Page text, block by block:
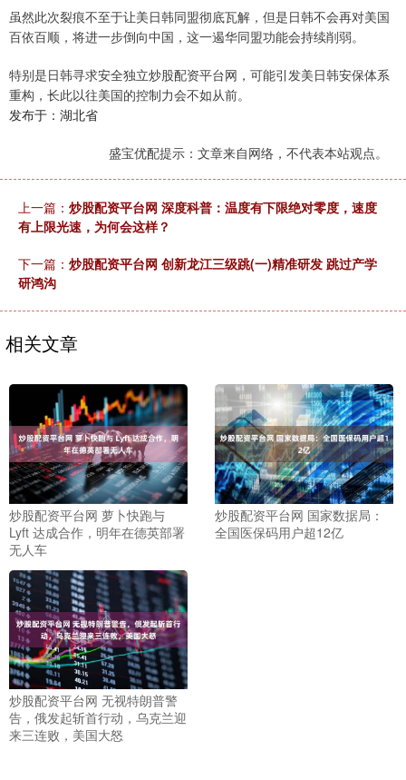
虽然此次裂痕不至于让美日韩同盟彻底瓦解，但是日韩不会再对美国
百依百顺，将进一步倒向中国，这一遏华同盟功能会持续削弱。
特别是日韩寻求安全独立炒股配资平台网，可能引发美日韩安保体系
重构，长此以往美国的控制力会不如从前。
发布于：湖北省
盛宝优配提示：文章来自网络，不代表本站观点。
上一篇： 炒股配资平台网 深度科普：温度有下限绝对零度，速度
有上限光速，为何会这样？
下一篇： 炒股配资平台网 创新龙江三级跳(一)精准研发 跳过产学
研鸿沟
相关文章
炒股配资平台网 萝卜快跑与
Lyft 达成合作，明年在德英部署
无人车
炒股配资平台网 国家数据局：
全国医保码用户超12亿
炒股配资平台网 无视特朗普警
告，俄发起斩首行动，乌克兰迎
来三连败，美国大怒